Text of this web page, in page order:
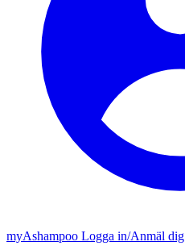
myAshampoo Logga in/Anmäl dig